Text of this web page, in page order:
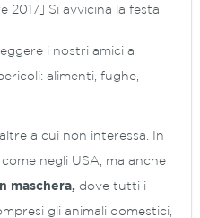
2017] Si avvicina la festa
i nostri amici a
alimenti, fughe,
a cui non interessa. In
negli USA, ma anche
maschera, dove tutti i
gli animali domestici,